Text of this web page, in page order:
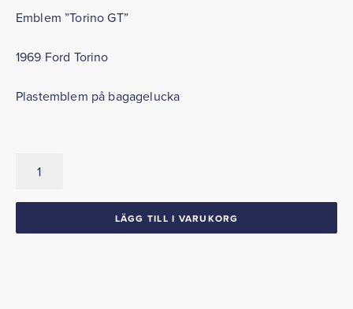
Emblem ”Torino GT”
1969 Ford Torino
Plastemblem på bagagelucka
"Torino
LÄGG TILL I VARUKORG